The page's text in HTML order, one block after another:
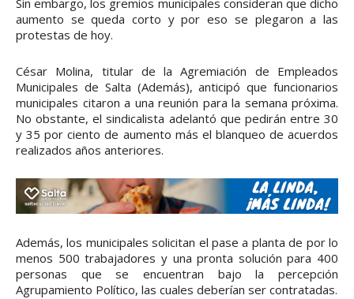
aumento se queda corto y por eso se plegaron a las
protestas de hoy.
César Molina, titular de la Agremiación de Empleados
Municipales de Salta (Además), anticipó que funcionarios
municipales citaron a una reunión para la semana próxima.
No obstante, el sindicalista adelantó que pedirán entre 30
y 35 por ciento de aumento más el blanqueo de acuerdos
realizados años anteriores.
Además, los municipales solicitan el pase a planta de por lo
menos 500 trabajadores y una pronta solución para 400
personas que se encuentran bajo la percepción
Agrupamiento Político, las cuales deberían ser contratadas.